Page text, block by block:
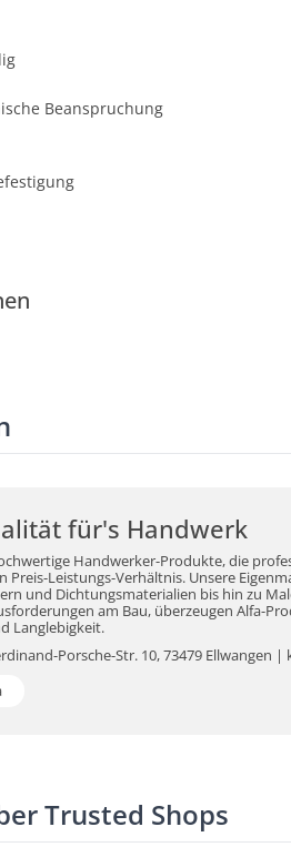
Beanspruchung
für's Handwerk
Handwerker-Produkte, die
Preis-Leistungs-Verhältnis. Unsere
und Dichtungsmaterialien bis hin zu
am Bau, überzeugen Alfa-
Langlebigkeit.
Porsche-Str. 10, 73479 Ellwangen
Trusted Shops